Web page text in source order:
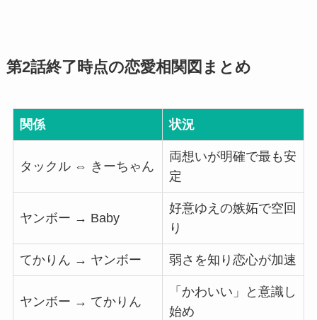
第2話終了時点の恋愛相関図まとめ
関係 状況
タックル ⇔ きーちゃん
両想いが明確で最も安
定
ヤンボー → Baby
好意ゆえの嫉妬で空回
り
てかりん → ヤンボー 弱さを知り恋心が加速
ヤンボー → てかりん
「かわいい」と意識し
始め